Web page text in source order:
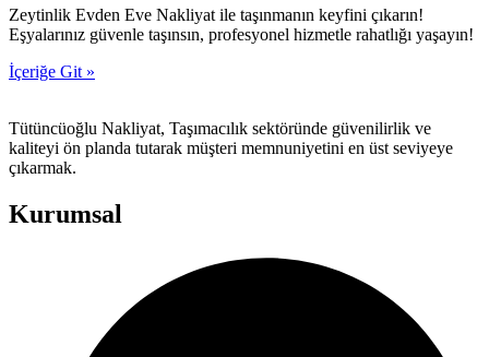
Zeytinlik Evden Eve Nakliyat ile taşınmanın keyfini çıkarın!
Eşyalarınız güvenle taşınsın, profesyonel hizmetle rahatlığı yaşayın!
İçeriğe Git »
Tütüncüoğlu Nakliyat, Taşımacılık sektöründe güvenilirlik ve
kaliteyi ön planda tutarak müşteri memnuniyetini en üst seviyeye
çıkarmak.
Kurumsal